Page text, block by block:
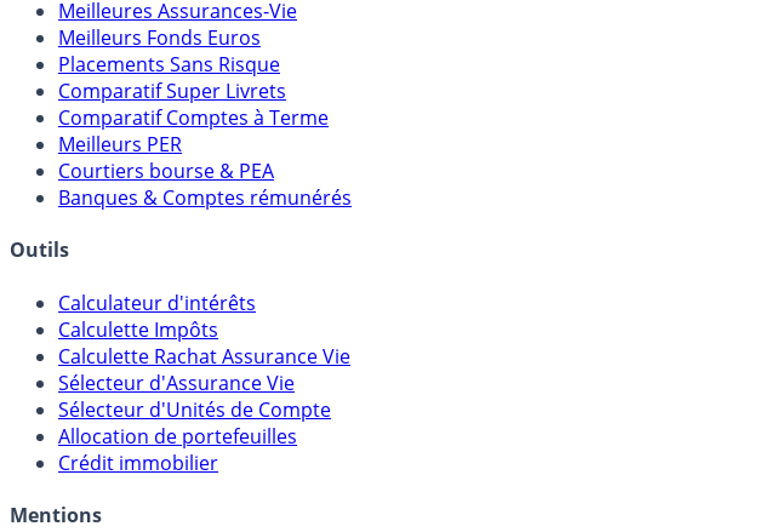
Meilleures Assurances-Vie
Meilleurs Fonds Euros
Placements Sans Risque
Comparatif Super Livrets
Comparatif Comptes à Terme
Meilleurs PER
Courtiers bourse & PEA
Banques & Comptes rémunérés
Outils
Calculateur d'intérêts
Calculette Impôts
Calculette Rachat Assurance Vie
Sélecteur d'Assurance Vie
Sélecteur d'Unités de Compte
Allocation de portefeuilles
Crédit immobilier
Mentions